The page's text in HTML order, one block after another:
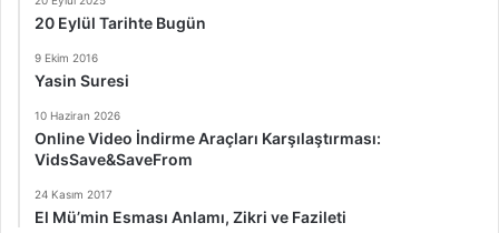
20 Eylül Tarihte Bugün
9 Ekim 2016
Yasin Suresi
10 Haziran 2026
Online Video İndirme Araçları Karşılaştırması:
VidsSave&SaveFrom
24 Kasım 2017
El Mü’min Esması Anlamı, Zikri ve Fazileti